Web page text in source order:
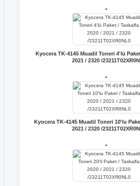
Kyocera TK-4145 Muadil Toneri 4'lü
2021 / 2320 /
Kyocera TK-4145 Muadil Toneri 10'lu
2021 / 2320 /